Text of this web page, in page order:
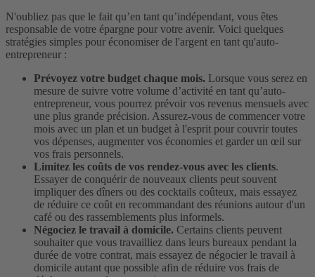
N'oubliez pas que le fait qu’en tant qu’indépendant, vous êtes
responsable de votre épargne pour votre avenir. Voici quelques
stratégies simples pour économiser de l'argent en tant qu'auto-
entrepreneur :
Prévoyez votre budget chaque mois. Lorsque vous serez en
mesure de suivre votre volume d’activité en tant qu’auto-
entrepreneur, vous pourrez prévoir vos revenus mensuels avec
une plus grande précision. Assurez-vous de commencer votre
mois avec un plan et un budget à l'esprit pour couvrir toutes
vos dépenses, augmenter vos économies et garder un œil sur
vos frais personnels.
Limitez les coûts de vos rendez-vous avec les clients.
Essayer de conquérir de nouveaux clients peut souvent
impliquer des dîners ou des cocktails coûteux, mais essayez
de réduire ce coût en recommandant des réunions autour d'un
café ou des rassemblements plus informels.
Négociez le travail à domicile. Certains clients peuvent
souhaiter que vous travailliez dans leurs bureaux pendant la
durée de votre contrat, mais essayez de négocier le travail à
domicile autant que possible afin de réduire vos frais de